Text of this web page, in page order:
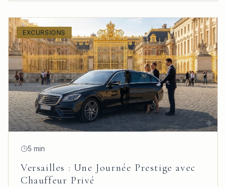
EXCURSIONS
5 min
Versailles : Une Journée Prestige avec
Chauffeur Privé